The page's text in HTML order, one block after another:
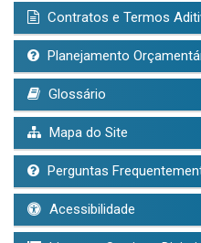
Contratos e Termos
Planejamento
Glossário
Mapa do Site
Perguntas
Acessibilidade